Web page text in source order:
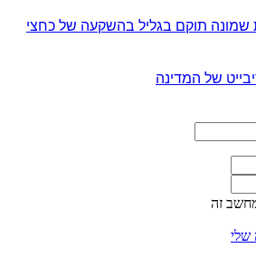
שמונה תוקם בגליל בהשקעה של כחצי
של המדינה
זה
שלי